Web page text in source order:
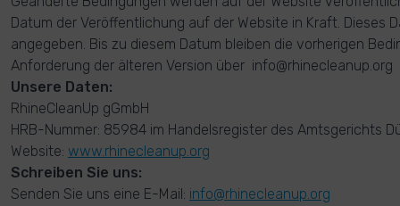
Datum der Veröffentlichung auf der Website in Kraft. Dieses
angegeben. Bis zu diesem Datum bleiben die vorherigen
Anforderung der älteren Version über
Unsere Daten:
RhineCleanUp gGmbH
HRB-Nummer: 85984 im Handelsregister des Amtsgerichts
Website: www.rhinecleanup.org
Schreiben Sie uns:
Senden Sie uns eine E-Mail: info@rhinecleanup.org